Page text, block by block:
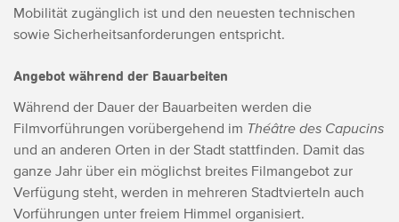
Mobilität zugänglich ist und den neuesten technischen
sowie Sicherheitsanforderungen entspricht.
Angebot während der Bauarbeiten
Während der Dauer der Bauarbeiten werden die
Filmvorführungen vorübergehend im Théâtre des Capucins
und an anderen Orten in der Stadt stattfinden. Damit das
ganze Jahr über ein möglichst breites Filmangebot zur
Verfügung steht, werden in mehreren Stadtvierteln auch
Vorführungen unter freiem Himmel organisiert.